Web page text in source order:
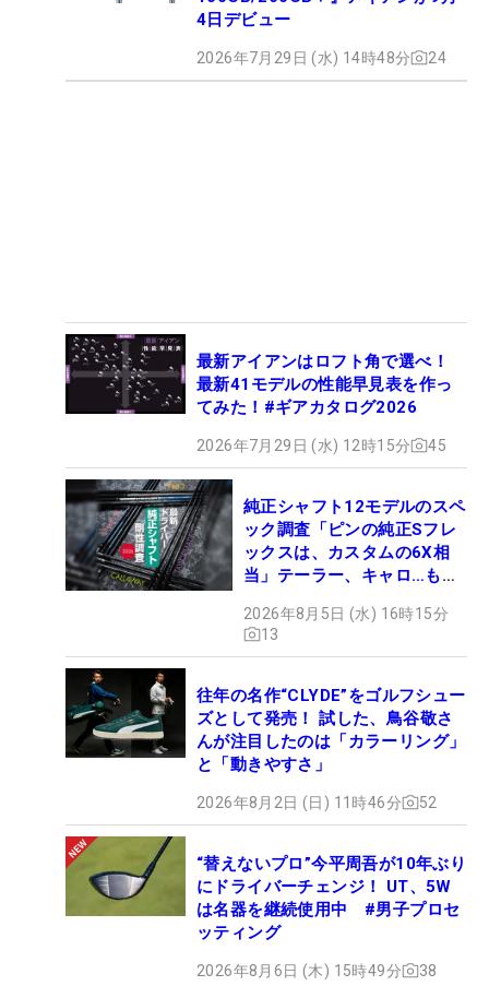
4日デビュー
2026年7月29日 (水) 14時48分 24
最新アイアンはロフト角で選べ！
最新41モデルの性能早見表を作っ
てみた！#ギアカタログ2026
2026年7月29日 (水) 12時15分 45
純正シャフト12モデルのスペ
ック調査「ピンの純正Sフレ
ックスは、カスタムの6X相
当」テーラー、キャロ…もチ
2026年8月5日 (水) 16時15分
13
往年の名作“CLYDE”をゴルフシュー
ズとして発売！ 試した、鳥谷敬さ
んが注目したのは「カラーリング」
と「動きやすさ」
2026年8月2日 (日) 11時46分 52
“替えないプロ”今平周吾が10年ぶり
にドライバーチェンジ！ UT、5W
は名器を継続使用中 #男子プロセ
ッティング
2026年8月6日 (木) 15時49分 38